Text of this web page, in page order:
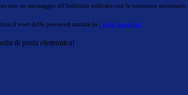
un messaggio all'indirizzo indicato con le istruzioni necessarie.
il reset della password tramite la Login Spaggiari
di posta elettronica!